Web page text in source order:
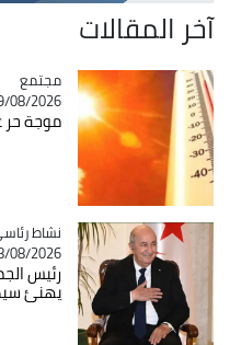
آخر المقالات
Catégorie
مجتمع
09/08/2026 - 09:25
موجة حر
Catégorie
نشاط رئاسي
08/08/2026 - 21:38
رئيس
يهنئ